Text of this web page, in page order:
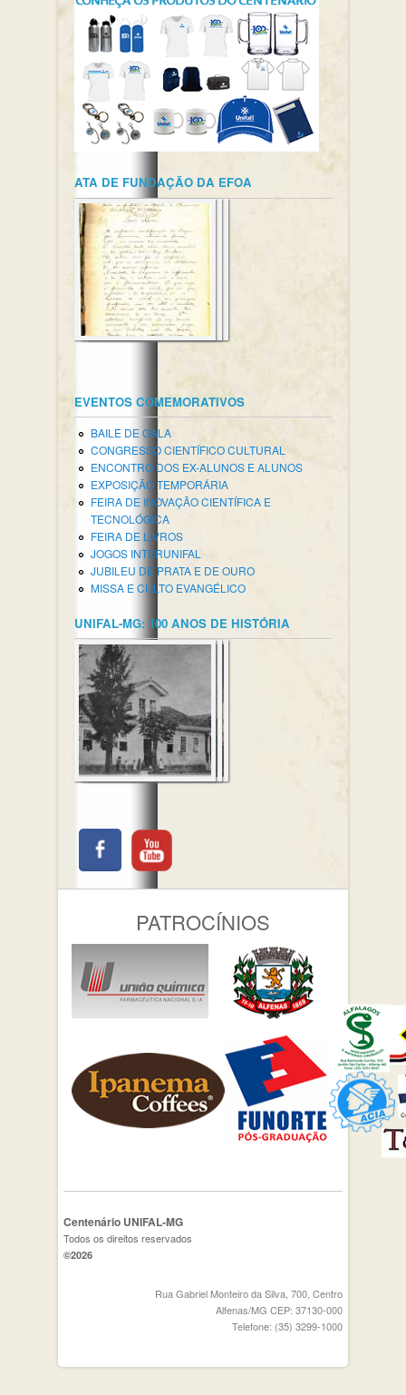
ATA DE FUNDAÇÃO DA EFOA
EVENTOS COMEMORATIVOS
BAILE DE GALA
CONGRESSO CIENTÍFICO CULTURAL
ENCONTRO DOS EX-ALUNOS E ALUNOS
EXPOSIÇÃO TEMPORÁRIA
FEIRA DE INOVAÇÃO CIENTÍFICA E
TECNOLÓGICA
FEIRA DE LIVROS
JOGOS INTERUNIFAL
JUBILEU DE PRATA E DE OURO
MISSA E CULTO EVANGÉLICO
UNIFAL-MG: 100 ANOS DE HISTÓRIA
PATROCÍNIOS
Centenário UNIFAL-MG
Todos os direitos reservados
©2026
Rua Gabriel Monteiro da Silva, 700, Centro
Alfenas/MG CEP: 37130-000
Telefone: (35) 3299-1000